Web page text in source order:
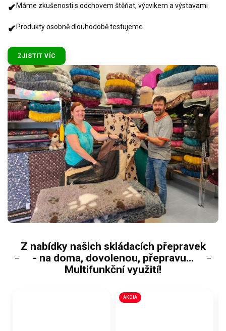
✔Máme zkušenosti s odchovem štěňat, výcvikem a výstavami
✔Produkty osobně dlouhodobě testujeme
ZJISTIT VÍC
Z nabídky našich skládacích přepravek
- na doma, dovolenou, přepravu...
Multifunkční využití!
AKCIA